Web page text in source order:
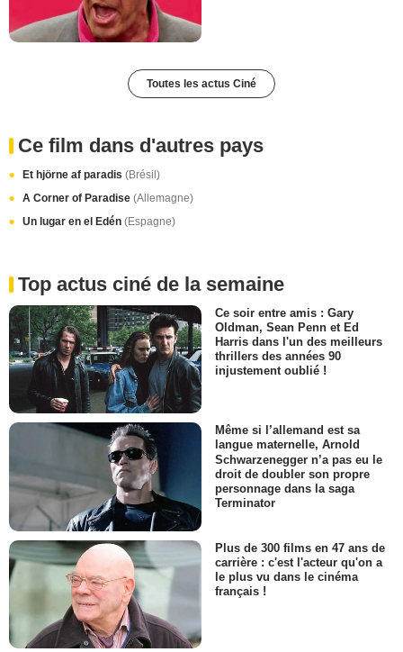
Toutes les actus Ciné
Ce film dans d'autres pays
Et hjörne af paradis (Brésil)
A Corner of Paradise (Allemagne)
Un lugar en el Edén (Espagne)
Top actus ciné de la semaine
Ce soir entre amis : Gary
Oldman, Sean Penn et Ed
Harris dans l'un des meilleurs
thrillers des années 90
injustement oublié !
Même si l’allemand est sa
langue maternelle, Arnold
Schwarzenegger n’a pas eu le
droit de doubler son propre
personnage dans la saga
Terminator
Plus de 300 films en 47 ans de
carrière : c'est l'acteur qu'on a
le plus vu dans le cinéma
français !